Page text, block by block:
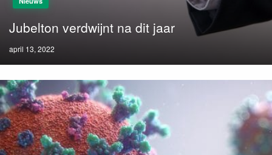
Jubelton verdwijnt na dit jaar
Posted
on
april 13, 2022